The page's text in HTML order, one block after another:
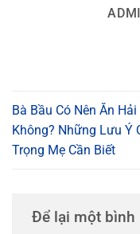
Bà Bầu Có Nên Ăn Hải
Không? Những Lưu Ý
Trọng Mẹ Cần Biết
Để lại một bình